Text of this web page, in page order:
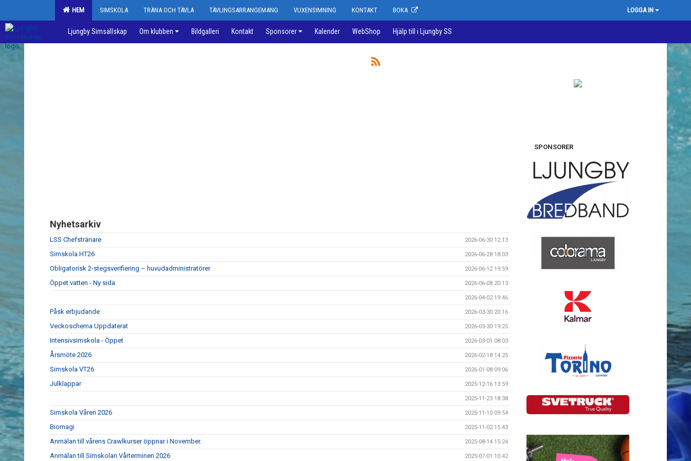
HEM SIMSKOLA TRÄNA OCH TÄVLA TÄVLINGSARRANGEMANG VUXENSIMNING KONTAKT BOKA LOGGA IN
Ljungby Simsällskap Om klubben Bildgalleri Kontakt Sponsorer Kalender WebShop Hjälp till i Ljungby SS
Nyhetsarkiv
LSS Chefstränare 2026-06-30 12:13
Simskola HT26 2026-06-28 18:03
Obligatorisk 2-stegsverifiering – huvudadministratörer 2026-06-12 19:59
Öppet vatten - Ny sida 2026-06-08 20:13
2026-04-02 19:46
Påsk erbjudande 2026-03-30 20:16
Veckoschema Uppdaterat 2026-03-30 19:25
Intensivsimskola - Öppet 2026-03-01 08:03
Årsmöte 2026 2026-02-18 14:25
Simskola VT26 2026-01-08 09:06
Julklappar 2025-12-16 13:59
2025-11-23 18:38
Simskola Våren 2026 2025-11-10 09:54
Biomagi 2025-11-02 15:43
Anmälan till vårens Crawlkurser öppnar i November. 2025-08-14 15:24
Anmälan till Simskolan Vårterminen 2026 2025-07-01 10:42
SPONSORER